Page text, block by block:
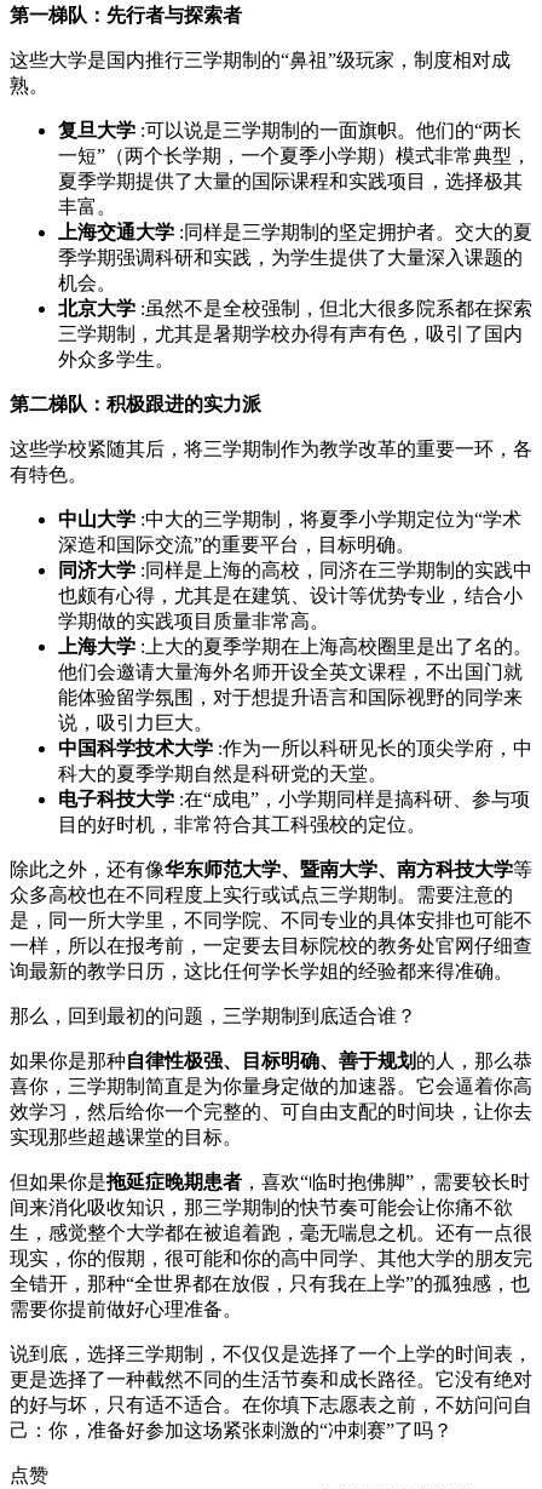
第一梯队：先行者与探索者
这些大学是国内推行三学期制的“鼻祖”级玩家，制度相对成
熟。
复旦大学 :可以说是三学期制的一面旗帜。他们的“两长
一短”（两个长学期，一个夏季小学期）模式非常典型，
夏季学期提供了大量的国际课程和实践项目，选择极其
丰富。
上海交通大学 :同样是三学期制的坚定拥护者。交大的夏
季学期强调科研和实践，为学生提供了大量深入课题的
机会。
北京大学 :虽然不是全校强制，但北大很多院系都在探索
三学期制，尤其是暑期学校办得有声有色，吸引了国内
外众多学生。
第二梯队：积极跟进的实力派
这些学校紧随其后，将三学期制作为教学改革的重要一环，各
有特色。
中山大学 :中大的三学期制，将夏季小学期定位为“学术
深造和国际交流”的重要平台，目标明确。
同济大学 :同样是上海的高校，同济在三学期制的实践中
也颇有心得，尤其是在建筑、设计等优势专业，结合小
学期做的实践项目质量非常高。
上海大学 :上大的夏季学期在上海高校圈里是出了名的。
他们会邀请大量海外名师开设全英文课程，不出国门就
能体验留学氛围，对于想提升语言和国际视野的同学来
说，吸引力巨大。
中国科学技术大学 :作为一所以科研见长的顶尖学府，中
科大的夏季学期自然是科研党的天堂。
电子科技大学 :在“成电”，小学期同样是搞科研、参与项
目的好时机，非常符合其工科强校的定位。
除此之外，还有像华东师范大学、暨南大学、南方科技大学等
众多高校也在不同程度上实行或试点三学期制。需要注意的
是，同一所大学里，不同学院、不同专业的具体安排也可能不
一样，所以在报考前，一定要去目标院校的教务处官网仔细查
询最新的教学日历，这比任何学长学姐的经验都来得准确。
那么，回到最初的问题，三学期制到底适合谁？
如果你是那种自律性极强、目标明确、善于规划 的人，那么恭
喜你，三学期制简直是为你量身定做的加速器。它会逼着你高
效学习，然后给你一个完整的、可自由支配的时间块，让你去
实现那些超越课堂的目标。
但如果你是拖延症晚期患者 ，喜欢“临时抱佛脚”，需要较长时
间来消化吸收知识，那三学期制的快节奏可能会让你痛不欲
生，感觉整个大学都在被追着跑，毫无喘息之机。还有一点很
现实，你的假期，很可能和你的高中同学、其他大学的朋友完
全错开，那种“全世界都在放假，只有我在上学”的孤独感，也
需要你提前做好心理准备。
说到底，选择三学期制，不仅仅是选择了一个上学的时间表，
更是选择了一种截然不同的生活节奏和成长路径。它没有绝对
的好与坏，只有适不适合。在你填下志愿表之前，不妨问问自
己：你，准备好参加这场紧张刺激的“冲刺赛”了吗？
点赞